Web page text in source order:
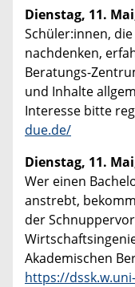
Dienstag, 11.
Schüler:innen,
nachdenken,
Beratungs-
und Inhalte
Interesse bitte
due.de/
Dienstag, 11.
Wer einen
anstrebt,
der
Akademischen
https://